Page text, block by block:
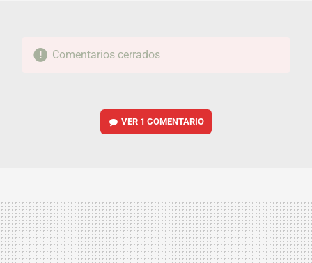
Comentarios cerrados
VER 1 COMENTARIO